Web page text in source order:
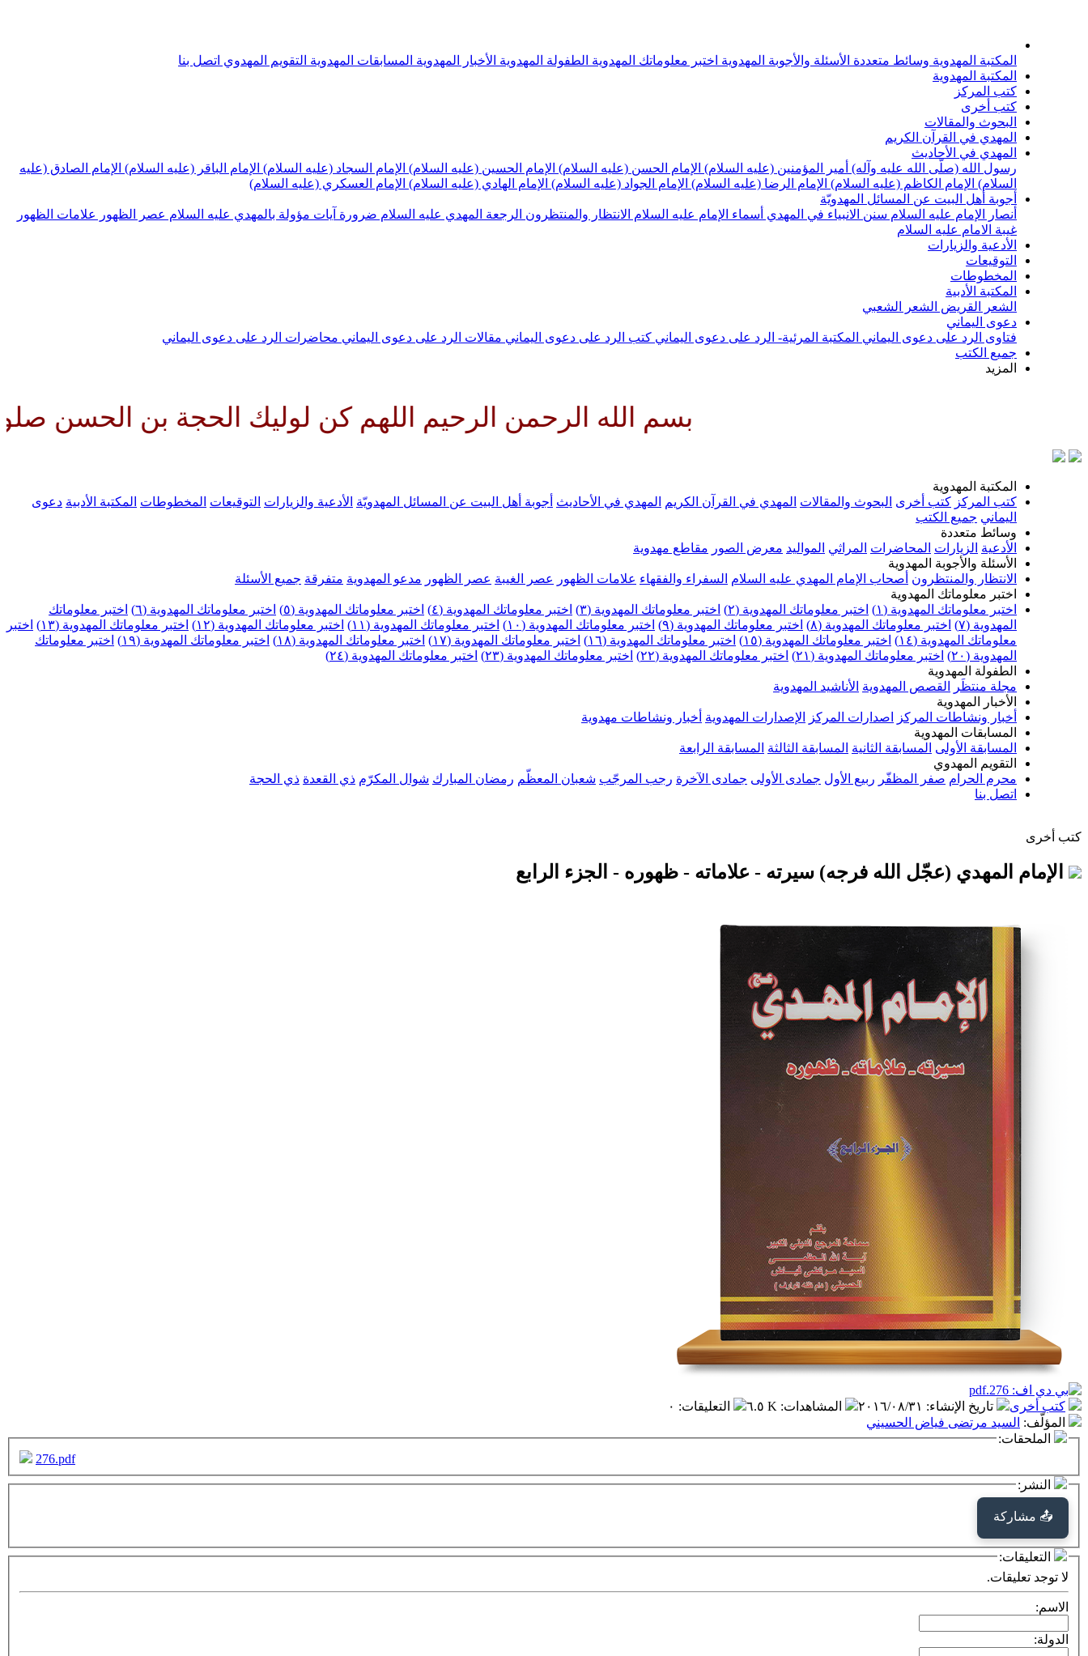
المكتبة المهدوية وسائط متعددة الأسئلة والأجوبة المهدوية اختبر معلوماتك المهدوية الطفولة المهدوية الأخبار المهدوية المسابقات المهدوية التقويم المهدوي اتصل بنا
المكتبة المهدوية
كتب المركز
كتب أخرى
البحوث والمقالات
المهدي في القرآن الكريم
المهدي في الأحاديث
رسول الله (صلّى الله عليه وآله) أمير المؤمنين (عليه السلام) الإمام الحسن (عليه السلام) الإمام الحسين (عليه السلام) الإمام السجاد (عليه السلام) الإمام الباقر (عليه السلام) الإمام الصادق (عليه
السلام) الإمام الكاظم (عليه السلام) الإمام الرضا (عليه السلام) الإمام الجواد (عليه السلام) الإمام الهادي (عليه السلام) الإمام العسكري (عليه السلام)
أجوبة أهل البيت عن المسائل المهدويّة
أنصار الإمام عليه السلام سنن الانبياء في المهدي أسماء الإمام عليه السلام الانتظار والمنتظرون الرجعة المهدي عليه السلام ضرورة آيات مؤولة بالمهدي عليه السلام عصر الظهور
علامات الظهور
غيبة الامام عليه السلام
الأدعية والزيارات
التوقيعات
المخطوطات
المكتبة الأدبية
الشعر القريض الشعر الشعبي
دعوى اليماني
فتاوى الرد على دعوى اليماني المكتبة المرئية- الرد على دعوى اليماني كتب الرد على دعوى اليماني مقالات الرد على دعوى اليماني محاضرات الرد على دعوى اليماني
جميع الكتب
المزيد
بسم الله الرحمن الرحيم اللهم كن لوليك الحجة بن الحسن صلواتك عليه
المكتبة المهدوية
كتب المركز كتب أخرى البحوث والمقالات المهدي في القرآن الكريم المهدي في الأحاديث أجوبة أهل البيت عن المسائل المهدويّة الأدعية والزيارات التوقيعات المخطوطات المكتبة الأدبية دعوى
اليماني جميع الكتب
وسائط متعددة
الأدعية الزيارات المحاضرات المراثي المواليد معرض الصور مقاطع مهدوية
الأسئلة والأجوبة المهدوية
الانتظار والمنتظرون أصحاب الإمام المهدي عليه السلام السفراء والفقهاء علامات الظهور عصر الغيبة عصر الظهور مدعو المهدوية متفرقة جميع الأسئلة
اختبر معلوماتك المهدوية
اختبر معلوماتك المهدوية (١)
اختبر معلوماتك المهدوية (٢) اختبر معلوماتك المهدوية (٣) اختبر معلوماتك المهدوية (٤) اختبر معلوماتك المهدوية (٥) اختبر معلوماتك المهدوية (٦)
اختبر معلوماتك
المهدوية (٧)
اختبر معلوماتك المهدوية (٨) اختبر معلوماتك المهدوية (٩) اختبر معلوماتك المهدوية (١٠) اختبر معلوماتك المهدوية (١١) اختبر معلوماتك المهدوية (١٢) اختبر معلوماتك المهدوية (١٣)
اختبر
معلوماتك المهدوية (١٤)
اختبر معلوماتك المهدوية (١٥) اختبر معلوماتك المهدوية (١٦) اختبر معلوماتك المهدوية (١٧) اختبر معلوماتك المهدوية (١٨) اختبر معلوماتك المهدوية (١٩)
اختبر معلوماتك
المهدوية (٢٠)
اختبر معلوماتك المهدوية (٢١) اختبر معلوماتك المهدوية (٢٢) اختبر معلوماتك المهدوية (٢٣)
اختبر معلوماتك المهدوية (٢٤)
الطفولة المهدوية
مجلة منتظَر
القصص المهدوية الأناشيد المهدوية
الأخبار المهدوية
أخبار ونشاطات المركز
اصدارات المركز الإصدارات المهدوية أخبار ونشاطات مهدوية
المسابقات المهدوية
المسابقة الأولى المسابقة الثانية المسابقة الثالثة المسابقة الرابعة
التقويم المهدوي
محرم الحرام صفر المظفّر ربيع الأول جمادى الأولى جمادى الآخرة رجب المرجّب شعبان المعظّم رمضان المبارك شوال المكرّم ذي القعدة ذي الحجة
اتصل بنا
كتب أخرى
الإمام المهدي (عجّل الله فرجه) سيرته - علاماته - ظهوره - الجزء الرابع
كتب أخرى تاريخ الإنشاء: ٢٠١٦/٠٨/٣١ المشاهدات: ٦.٥ K التعليقات: ٠
المؤلّف: السيد مرتضى فياض الحسيني
الملحقات:
276.pdf
النشر:
📤 مشاركة
التعليقات:
لا توجد تعليقات.
الاسم:
الدولة: